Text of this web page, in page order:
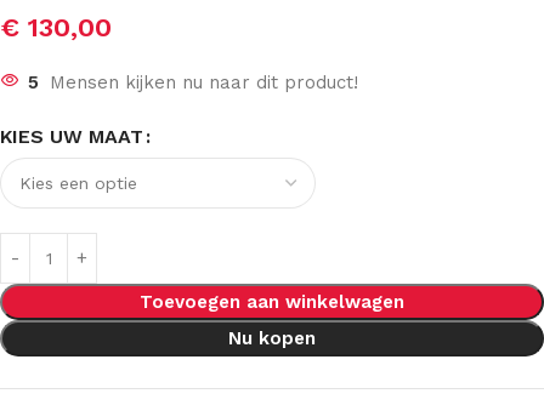
€ 130,00
5 Mensen kijken nu naar dit product!
KIES UW MAAT
Toevoegen aan winkelwagen
Nu kopen